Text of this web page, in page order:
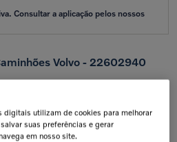
Volvo - 22602940
do pagamento e podem variar para mais de
digitais utilizam de cookies para melhorar
suas preferências e gerar
em nosso site.